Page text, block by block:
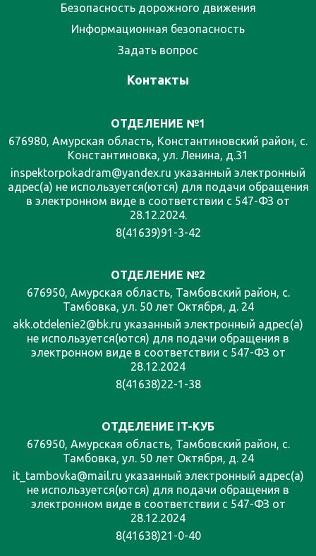
Безопасность дорожного движения
Информационная безопасность
Задать вопрос
Контакты
ОТДЕЛЕНИЕ №1
676980, Амурская область, Константиновский район, с.
Константиновка, ул. Ленина, д.31
inspektorpokadram@yandex.ru указанный электронный
адрес(а) не используется(ются) для подачи обращения
в электронном виде в соответствии с 547-ФЗ от
28.12.2024.
8(41639)91-3-42
ОТДЕЛЕНИЕ №2
676950, Амурская область, Тамбовский район, с.
Тамбовка, ул. 50 лет Октября, д. 24
akk.otdelenie2@bk.ru указанный электронный адрес(а)
не используется(ются) для подачи обращения в
электронном виде в соответствии с 547-ФЗ от
28.12.2024
8(41638)22-1-38
ОТДЕЛЕНИЕ IT-КУБ
676950, Амурская область, Тамбовский район, с.
Тамбовка, ул. 50 лет Октября, д. 24
it_tambovka@mail.ru указанный электронный адрес(а)
не используется(ются) для подачи обращения в
электронном виде в соответствии с 547-ФЗ от
28.12.2024
8(41638)21-0-40